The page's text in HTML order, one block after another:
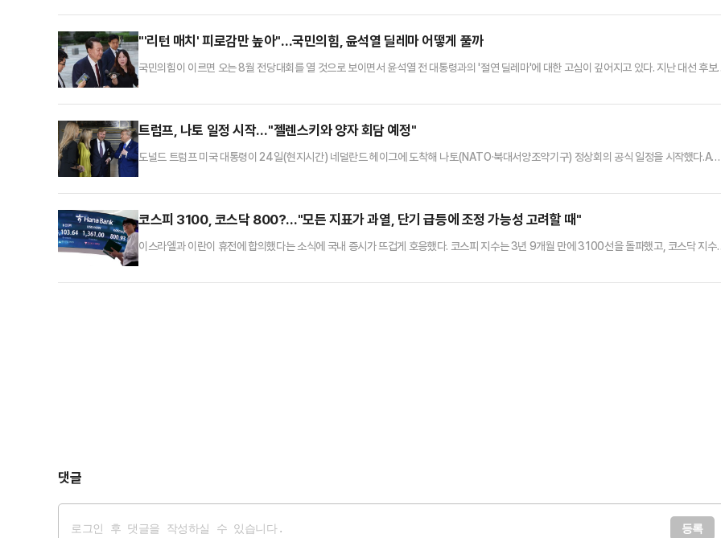
‘자진사퇴’ 형식으로 후보직을 내놓으면 모르지만 그건 ‘천만의 말씀’이다. ‘이재명 1인 천하’에서 대통령이 결정한 일을 누가 거스르겠는가.그래
"'리턴 매치' 피로감만 높아"…국민의힘, 윤석열 딜레마 어떻게 풀까
국민의힘이 이르면 오는 8월 전당대회를 열 것으로 보이면서 윤석열 전 대통령과의 '절연 딜레마'에 대한 고심이 깊어지고 있다. 지난 대선 후보
정부의 '허니문' 기간인 만큼, 패배할 확률이 높다는 이유로 지방선거에 대한 위기감이 떨어진 것 아니냐는 일침도 나온다.국민의힘 '8월 전당대
트럼프, 나토 일정 시작…"젤렌스키와 양자 회담 예정"
도널드 트럼프 미국 대통령이 24일(현지시간) 네덜란드 헤이그에 도착해 나토(NATO·북대서양조약기구) 정상회의 공식 일정을 시작했다.AP
원국의 정상들이 모두 모이는 자리로 이번 정상회담의 첫 공식 일정이다.나토 당국은 만찬 후 25일 오전 본회의를 개최할 예정이고 오후에 이와
코스피 3100, 코스닥 800?…"모든 지표가 과열, 단기 급등에 조정 가능성 고려할 때"
이스라엘과 이란이 휴전에 합의했다는 소식에 국내 증시가 뜨겁게 호응했다. 코스피 지수는 3년 9개월 만에 3100선을 돌파했고, 코스닥 지수
고 강조했다. 24일 국내 증시에 몰아친 훈풍은 중동 휴전이 가져온 결과인데, 물론 종목별 희비는 엇갈렸다. 전쟁 반사이익이 기대됐던 정유·해
댓글